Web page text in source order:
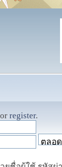
or register.